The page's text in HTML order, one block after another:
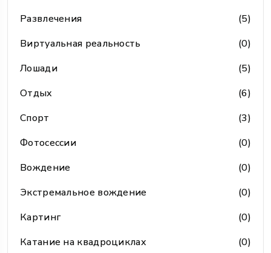
Развлечения
(5)
Виртуальная реальность
(0)
Лошади
(5)
Отдых
(6)
Спорт
(3)
Фотосессии
(0)
Вождение
(0)
Экстремальное вождение
(0)
Картинг
(0)
Катание на квадроциклах
(0)